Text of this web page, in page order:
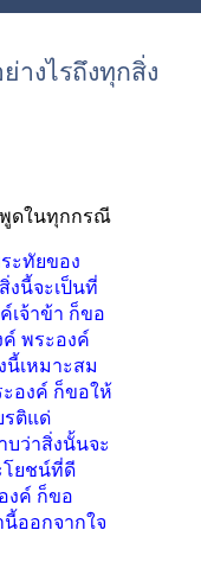
างไรถึงทุกสิ่ง
พูดในทุกกรณี
ะทัยของ
งนี้จะเป็นที่
เจ้าข้า ก็ขอ
พระองค์
นี้เหมาะสม
องค์ ก็ขอให้
รติแด่
ว่าสิ่งนั้นจะ
โยชน์ที่ดี
งค์ ก็ขอ
ออกจากใจ